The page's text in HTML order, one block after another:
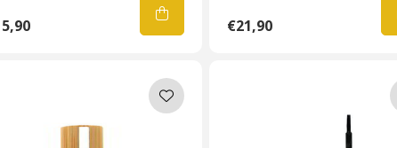
€21,90